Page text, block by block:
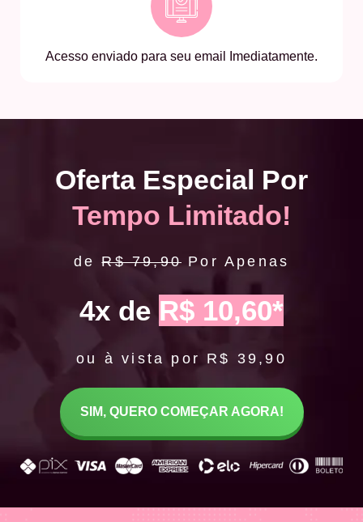
Acesso enviado para seu email Imediatamente.
Oferta Especial Por
Tempo Limitado!
deR$ 79,90 Por Apenas
4x de R$ 10,60*
ou à vista por R$ 39,90
SIM, QUERO COMEÇAR AGORA!